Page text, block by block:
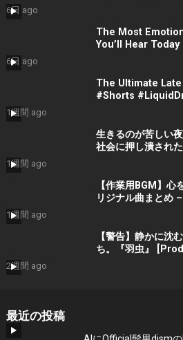
6日 ago
The Most
You’ll Hear
6日 ago
The Ultimate
#Shorts
1週間 ago
生きるのが苦しい
社会に押し潰され
1週間 ago
【作業用BGM】心
リジナル曲まとめ
1週間 ago
【警告】静かに沈
ち。『羽虫』
2週間 ago
最近の投稿